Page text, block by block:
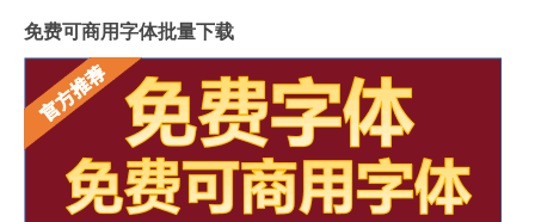
免费可商用字体批量下载